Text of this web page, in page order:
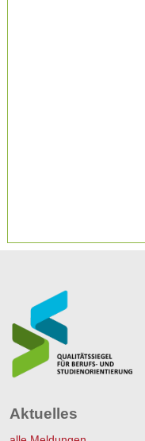
Aktuelles